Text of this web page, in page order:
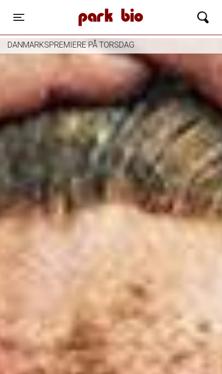
Toggle navigation
Park Bio
DANMARKSPREMIERE PÅ TORSDAG